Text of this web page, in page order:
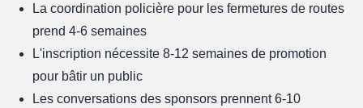
La coordination policière pour les fermetures de routes
prend 4-6 semaines
L'inscription nécessite 8-12 semaines de promotion
pour bâtir un public
Les conversations des sponsors prennent 6-10